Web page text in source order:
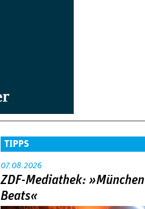
TIPPS
07.08.2026
ZDF-Mediathek: »München
Beats«